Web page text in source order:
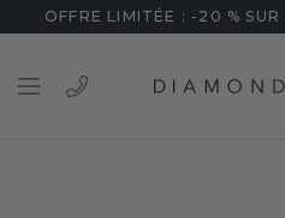
OFFRE LIMITÉE : -20 %